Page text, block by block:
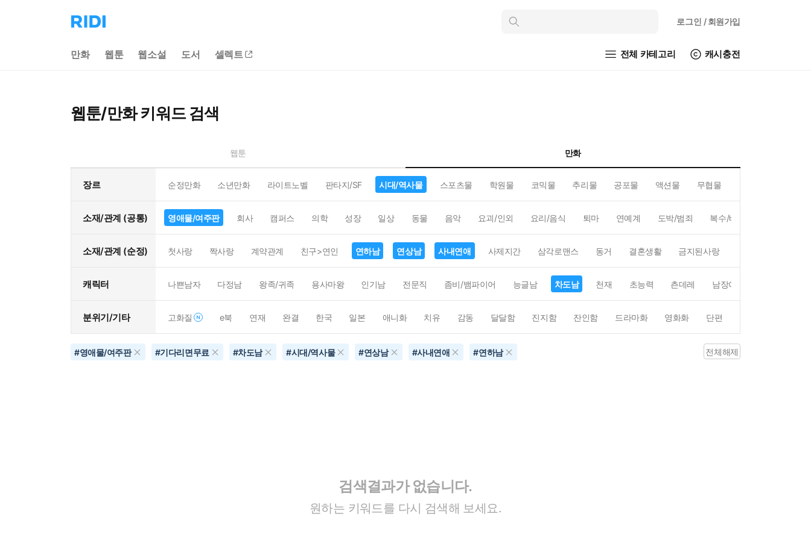
리
디
으
인
로그인 / 회원가입
만화 웹툰 웹소설 도서 셀렉트 전체 카테고리 캐시충전
웹툰/만화 키워드 검색
웹툰 만화
장르 순정만화 소년만화 라이트노벨 판타지/SF 시대/역사물 스포츠물 학원물 코믹물 추리물 공포물 액션물 무협물
소재/관계 (공통) 영애물/여주판 회사 캠퍼스 의학 성장 일상 동물 음악 요괴/인외 요리/음식 퇴마 연예계 도박/범죄 복수/배신
소재/관계 (순정) 첫사랑 짝사랑 계약관계 친구>연인 연하남 연상남 사내연애 사제지간 삼각로맨스 동거 결혼생활 금지된사랑
캐릭터 나쁜남자 다정남 왕족/귀족 용사마왕 인기남 전문직 좀비/뱀파이어 능글남 차도남 천재 초능력 츤데레 남장여자
분위기/기타 고화질 e북 연재 완결 한국 일본 애니화 치유 감동 달달함 진지함 잔인함 드라마화 영화화 단편
#영애물/여주판 #기다리면무료 #차도남 #시대/역사물 #연상남 #사내연애 #연하남 전체해제
검색결과가 없습니다.
원하는 키워드를 다시 검색해 보세요.